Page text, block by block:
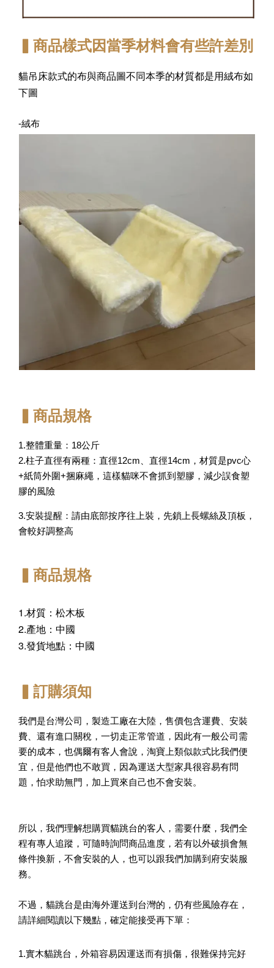
▍商品樣式因當季材料會有些許差別
貓吊床款式的布與商品圖不同本季的材質都是用絨布如
下圖
-絨布
▍商品規格
1.整體重量：18公斤
2.柱子直徑有兩種：直徑12cm、直徑14cm，材質是pvc心
+紙筒外圍+捆麻繩，這樣貓咪不會抓到塑膠，減少誤食塑
膠的風險
3.安裝提醒：請由底部按序往上裝，先鎖上長螺絲及頂板，
會較好調整高
▍商品規格
1.材質：松木板
2.產地：中國
3.發貨地點：中國
▍訂購須知
我們是台灣公司，製造工廠在大陸，售價包含運費、安裝
費、還有進口關稅，一切走正常管道，因此有一般公司需
要的成本，也偶爾有客人會說，淘寶上類似款式比我們便
宜，但是他們也不敢買，因為運送大型家具很容易有問
題，怕求助無門，加上買來自己也不會安裝。
所以，我們理解想購買貓跳台的客人，需要什麼，我們全
程有專人追蹤，可隨時詢問商品進度，若有以外破損會無
條件換新，不會安裝的人，也可以跟我們加購到府安裝服
務。
不過，貓跳台是由海外運送到台灣的，仍有些風險存在，
請詳細閱讀以下幾點，確定能接受再下單：
1.實木貓跳台，外箱容易因運送而有損傷，很難保持完好